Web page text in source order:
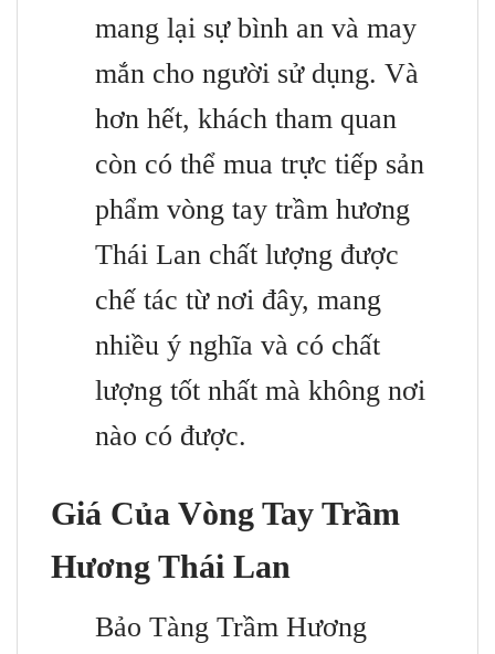
mang lại sự bình an và may
mắn cho người sử dụng. Và
hơn hết, khách tham quan
còn có thể mua trực tiếp sản
phẩm vòng tay trầm hương
Thái Lan chất lượng được
chế tác từ nơi đây, mang
nhiều ý nghĩa và có chất
lượng tốt nhất mà không nơi
nào có được.
Giá Của Vòng Tay Trầm
Hương Thái Lan
Bảo Tàng Trầm Hương